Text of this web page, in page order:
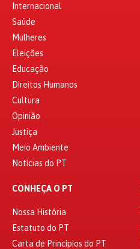
Internacional
Saúde
Mulheres
Eleições
Educação
Direitos Humanos
Cultura
Opinião
Justiça
Meio Ambiente
Notícias do PT
CONHEÇA O PT
Nossa História
Estatuto do PT
Carta de Princípios do PT